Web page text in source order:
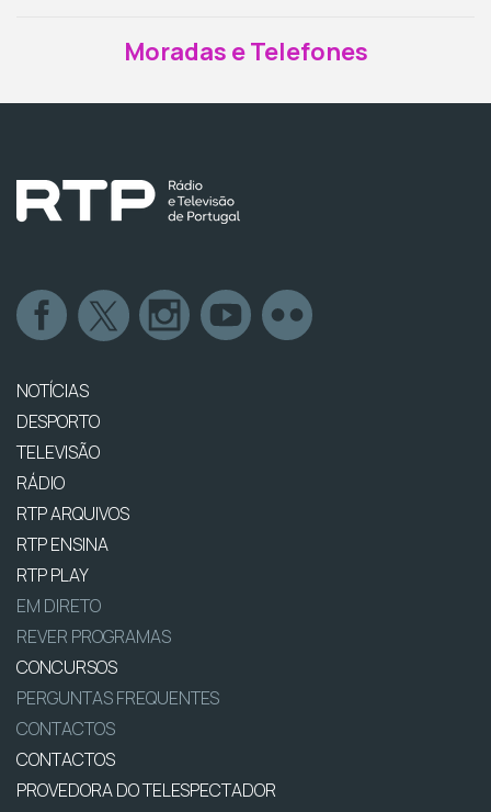
Moradas e Telefones
NOTÍCIAS
DESPORTO
TELEVISÃO
RÁDIO
RTP ARQUIVOS
RTP ENSINA
RTP PLAY
EM DIRETO
REVER PROGRAMAS
CONCURSOS
PERGUNTAS FREQUENTES
CONTACTOS
CONTACTOS
PROVEDORA DO TELESPECTADOR